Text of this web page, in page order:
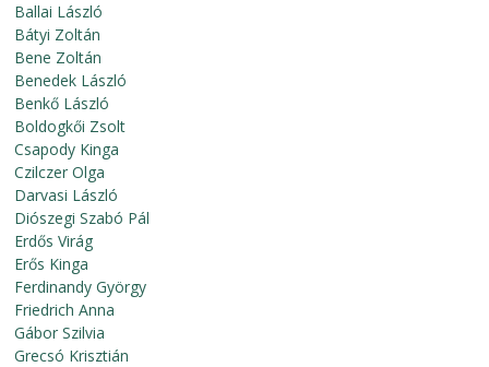
Ballai László
Bátyi Zoltán
Bene Zoltán
Benedek László
Benkő László
Boldogkői Zsolt
Csapody Kinga
Czilczer Olga
Darvasi László
Diószegi Szabó Pál
Erdős Virág
Erős Kinga
Ferdinandy György
Friedrich Anna
Gábor Szilvia
Grecsó Krisztián